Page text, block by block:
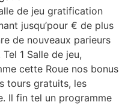
de jeu gratification
jusqu’pour € de plus
de nouveaux parieurs
1 Salle de jeu,
cette Roue nos bonus
tours gratuits, les
Il fin tel un programme